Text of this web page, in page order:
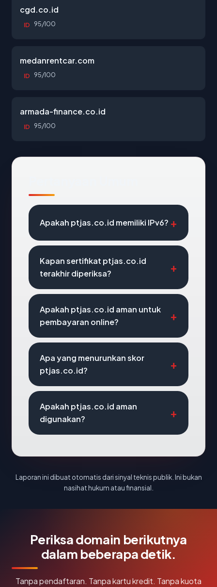
cgd.co.id
ID 95/100
medanrentcar.com
ID 95/100
armada-finance.co.id
ID 95/100
Apakah ptjas.co.id memiliki IPv6?
Kapan sertifikat ptjas.co.id
terakhir diperiksa?
Apakah ptjas.co.id aman untuk
pembayaran online?
Apa yang menurunkan skor
ptjas.co.id?
Apakah ptjas.co.id aman
digunakan?
Laporan ini dibuat otomatis dari sinyal teknis publik. Ini bukan
nasihat hukum atau finansial.
Periksa domain berikutnya
dalam beberapa detik.
Tanpa pendaftaran. Tanpa kartu kredit. Tanpa kuota